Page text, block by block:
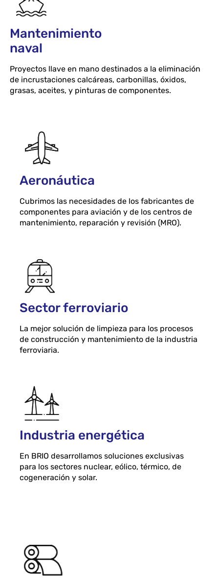
Mantenimiento
naval
Proyectos llave en mano destinados a la eliminación
de incrustaciones calcáreas, carbonillas, óxidos,
grasas, aceites, y pinturas de componentes.
Aeronáutica
Cubrimos las necesidades de los fabricantes de
componentes para aviación y de los centros de
mantenimiento, reparación y revisión (MRO).
Sector ferroviario
La mejor solución de limpieza para los procesos
de construcción y mantenimiento de la industria
ferroviaria.
Industria energética
En BRIO desarrollamos soluciones exclusivas
para los sectores nuclear, eólico, térmico, de
cogeneración y solar.